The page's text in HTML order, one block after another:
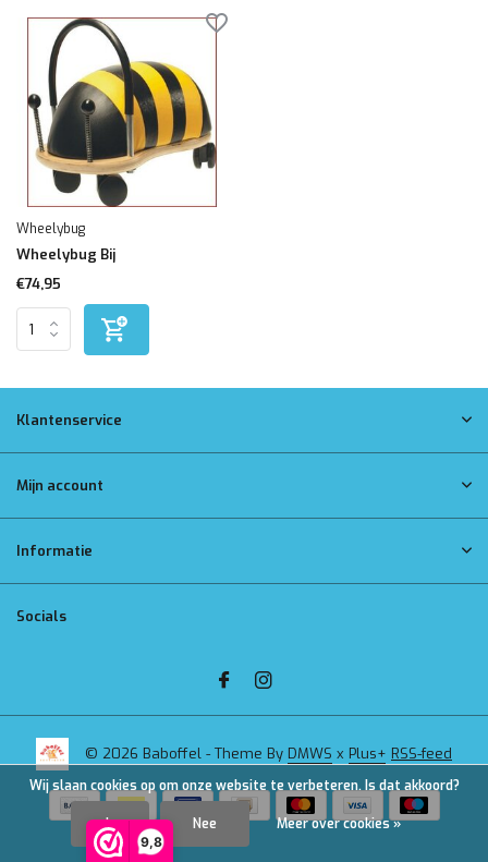
9,8
Wheelybug
Wheelybug Bij
€74,95
Klantenservice
Mijn account
Informatie
Socials
© 2026 Baboffel - Theme By DMWS x Plus+ RSS-feed
Wij slaan cookies op om onze website te verbeteren. Is dat akkoord?
Ja Nee Meer over cookies »